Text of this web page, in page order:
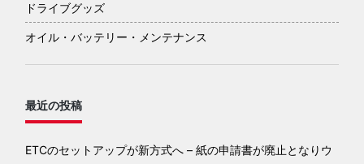
ドライブグッズ
オイル・バッテリー・メンテナンス
最近の投稿
ETCのセットアップが新方式へ – 紙の申請書が廃止となりウ